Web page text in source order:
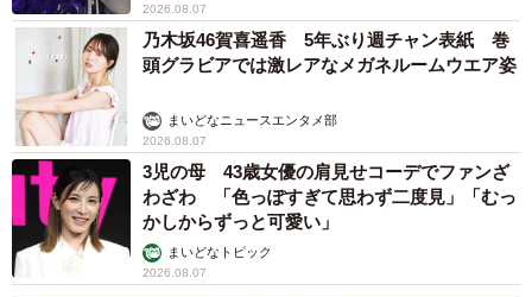
2026.08.07
乃木坂46賀喜遥香 5年ぶり週チャン表紙 巻
頭グラビアでは激レアなメガネルームウエア姿
まいどなニュースエンタメ部
2026.08.07
3児の母 43歳女優の肩見せコーデでファンざ
わざわ 「色っぽすぎて思わず二度見」「むっ
かしからずっと可愛い」
まいどなトピック
2026.08.07